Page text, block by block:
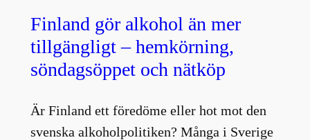
Finland gör alkohol än mer
tillgängligt – hemkörning,
söndagsöppet och nätköp
Är Finland ett föredöme eller hot mot den
svenska alkoholpolitiken? Många i Sverige